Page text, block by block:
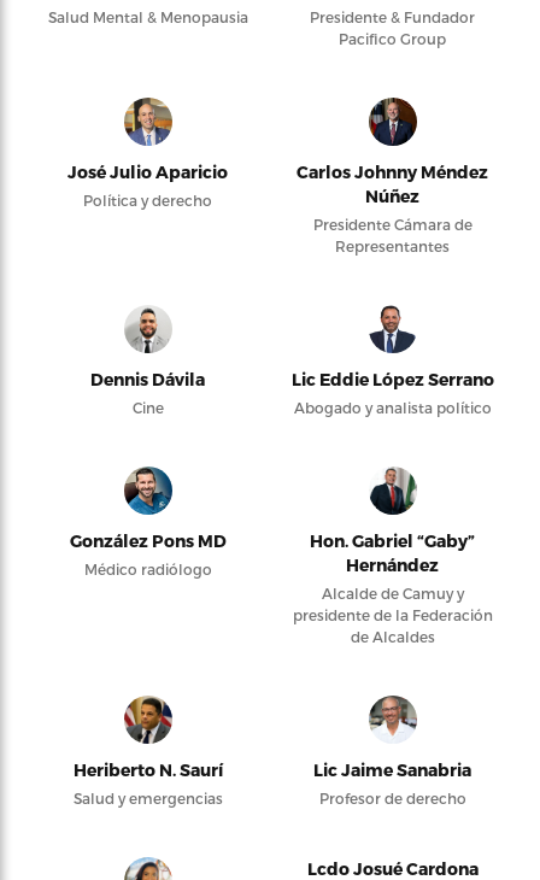
Salud Mental & Menopausia
Presidente & Fundador
Pacifico Group
José Julio Aparicio
Política y derecho
Carlos Johnny Méndez
Núñez
Presidente Cámara de
Representantes
Dennis Dávila
Cine
Lic Eddie López Serrano
Abogado y analista político
González Pons MD
Médico radiólogo
Hon. Gabriel “Gaby”
Hernández
Alcalde de Camuy y
presidente de la Federación
de Alcaldes
Heriberto N. Saurí
Salud y emergencias
Lic Jaime Sanabria
Profesor de derecho
Lcdo Josué Cardona